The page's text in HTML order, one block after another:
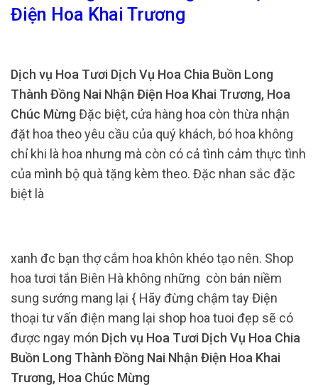
Điện Hoa Khai Trương
Dịch vụ Hoa Tươi Dịch Vụ Hoa Chia Buồn Long
Thành Đồng Nai Nhận Điện Hoa Khai Trương, Hoa
Chúc MừngĐặc biệt, cửa hàng hoa còn thừa nhận
đặt hoa theo yêu cầu của quý khách, bó hoa không
chỉ khi là hoa nhưng mà còn có cả tình cảm thực tình
của mình bộ quà tặng kèm theo. Đặc nhan sắc đặc
biệt là
xanh đc bạn thợ cắm hoa khôn khéo tạo nên. Shop
hoa tươi tắn Biên Hà không những còn bán niềm
sung sướng mang lại { Hãy đừng chậm tay Điện
thoại tư vấn điện mang lại shop hoa tuoi đẹp sẽ có
được ngay món Dịch vụ Hoa Tươi Dịch Vụ Hoa Chia
Buồn Long Thành Đồng Nai Nhận Điện Hoa Khai
Trương, Hoa Chúc Mừng